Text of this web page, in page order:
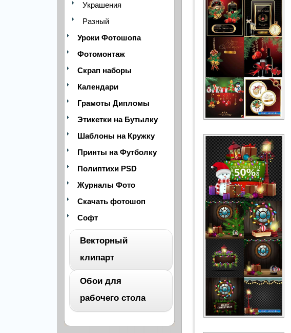
Украшения
Разный
Уроки Фотошопа
Фотомонтаж
Скрап наборы
Календари
Грамоты Дипломы
Этикетки на Бутылку
Шаблоны на Кружку
Принты на Футболку
Полиптихи PSD
Журналы Фото
Скачать фотошоп
Софт
Векторный
клипарт
Архитектура
Обои для
рабочего стола
ВСЕ